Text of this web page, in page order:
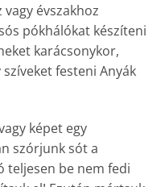
évszakhoz
pókhálókat készíteni
karácsonykor,
festeni Anyák
képet egy
szórjunk sót a
teljesen be nem fedi